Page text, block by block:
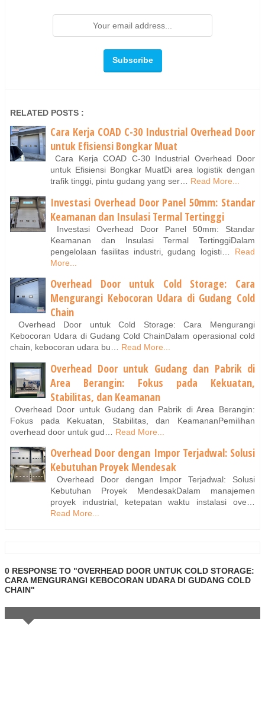
RELATED POSTS :
Cara Kerja COAD C-30 Industrial Overhead Door
untuk Efisiensi Bongkar Muat
Cara Kerja COAD C-30 Industrial Overhead Door
untuk Efisiensi Bongkar MuatDi area logistik dengan
trafik tinggi, pintu gudang yang ser… Read More...
Investasi Overhead Door Panel 50mm: Standar
Keamanan dan Insulasi Termal Tertinggi
Investasi Overhead Door Panel 50mm: Standar
Keamanan dan Insulasi Termal TertinggiDalam
pengelolaan fasilitas industri, gudang logisti…
Read
More...
Overhead Door untuk Cold Storage: Cara
Mengurangi Kebocoran Udara di Gudang Cold
Chain
Overhead Door untuk Cold Storage: Cara Mengurangi
Kebocoran Udara di Gudang Cold ChainDalam operasional cold
chain, kebocoran udara bu… Read More...
Overhead Door untuk Gudang dan Pabrik di
Area Berangin: Fokus pada Kekuatan,
Stabilitas, dan Keamanan
Overhead Door untuk Gudang dan Pabrik di Area Berangin:
Fokus pada Kekuatan, Stabilitas, dan KeamananPemilihan
overhead door untuk gud…
Read More...
Overhead Door dengan Impor Terjadwal: Solusi
Kebutuhan Proyek Mendesak
Overhead Door dengan Impor Terjadwal: Solusi
Kebutuhan Proyek MendesakDalam manajemen
proyek industrial, ketepatan waktu instalasi ove…
Read More...
0 RESPONSE TO "OVERHEAD DOOR UNTUK COLD STORAGE:
CARA MENGURANGI KEBOCORAN UDARA DI GUDANG COLD
CHAIN"